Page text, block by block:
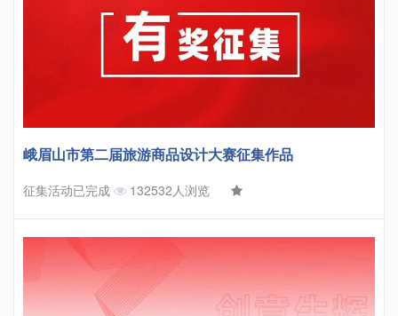
峨眉山市第二届旅游商品设计大赛征集作品
征集活动已完成 132532人浏览